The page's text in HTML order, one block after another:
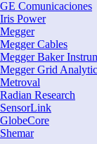
GE Comunicaciones
Iris Power
Megger
Megger Cables
Megger Baker
Megger Grid
Metroval
Radian Research
SensorLink
GlobeCore
Shemar